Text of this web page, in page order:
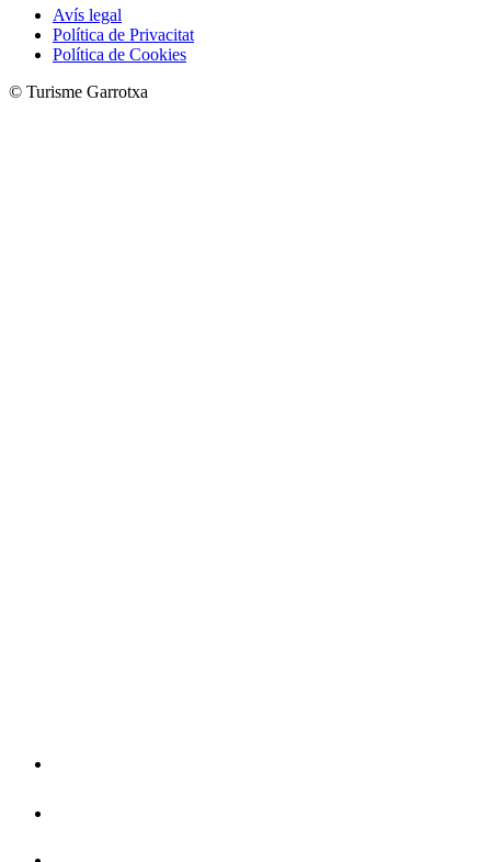
Avís legal
Política de Privacitat
Política de Cookies
© Turisme Garrotxa